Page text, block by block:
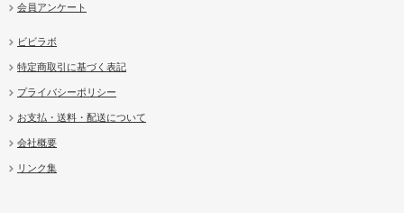
会員アンケート
ビビラボ
特定商取引に基づく表記
プライバシーポリシー
お支払・送料・配送について
会社概要
リンク集